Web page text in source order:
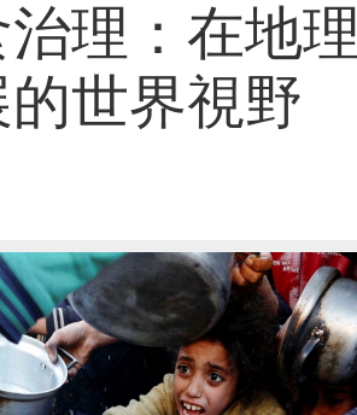
理：在地理
世界視野